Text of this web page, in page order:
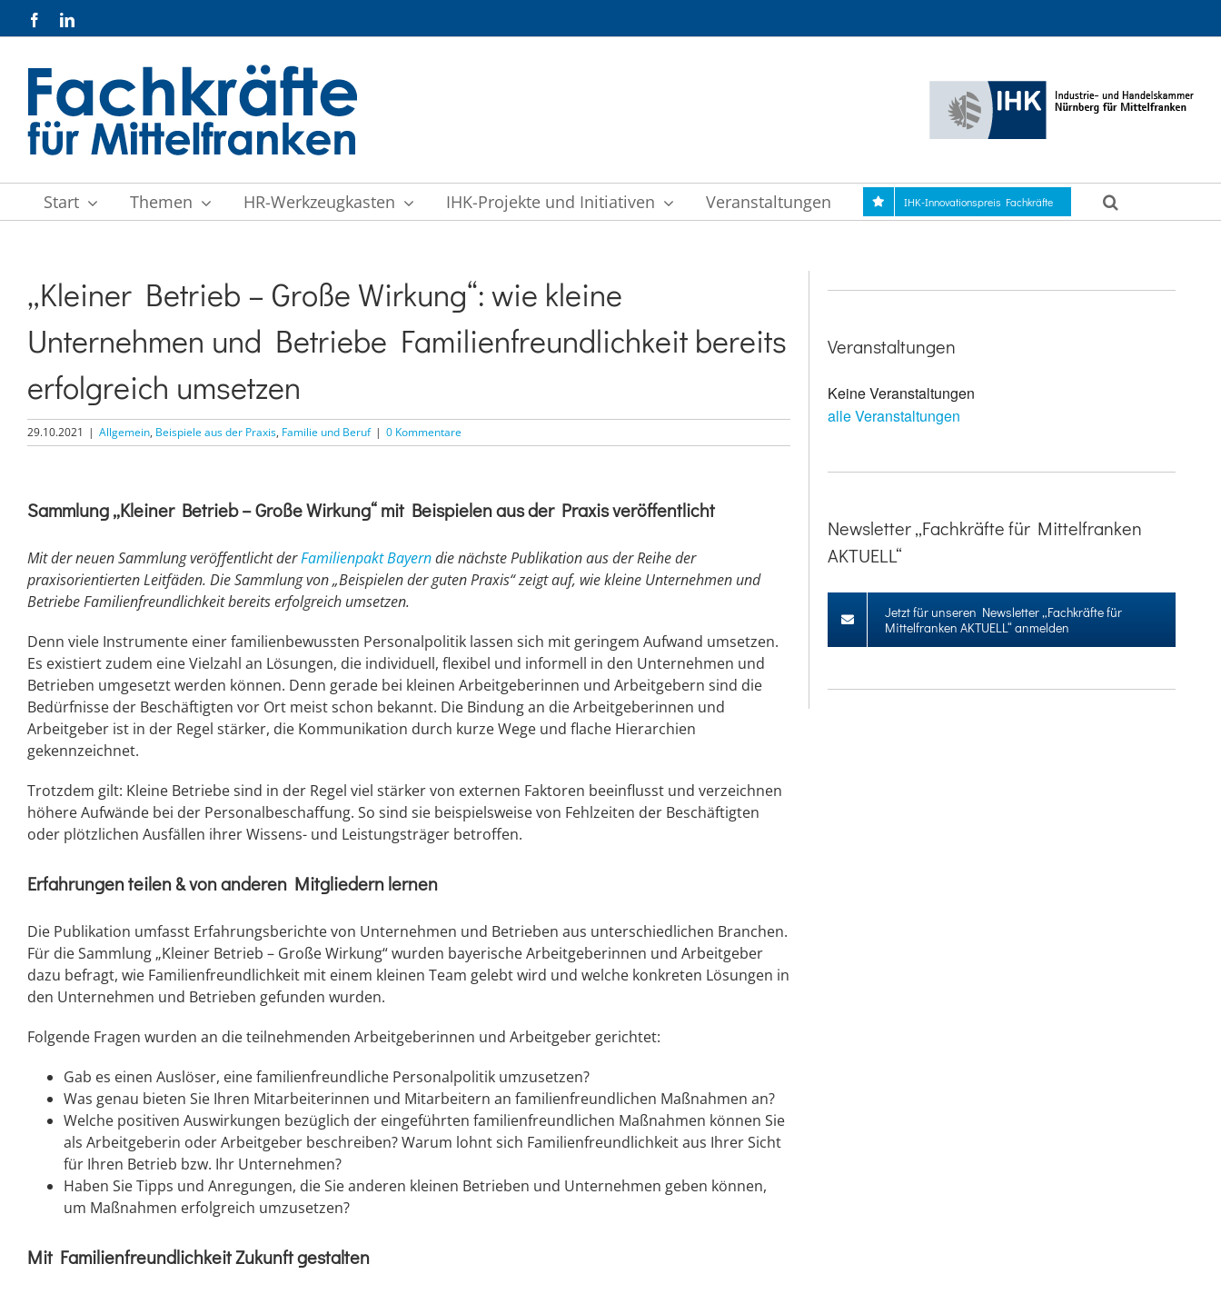
Inhalt
FacebookLinkedIn
Start Themen HR-Werkzeugkasten IHK-Projekte und Initiativen Veranstaltungen IHK-Innovationspreis Fachkräfte
„Kleiner Betrieb – Große Wirkung“: wie kleine
Unternehmen und Betriebe Familienfreundlichkeit bereits
erfolgreich umsetzen
29.10.2021 | Allgemein, Beispiele aus der Praxis, Familie und Beruf | 0 Kommentare
Sammlung „Kleiner Betrieb – Große Wirkung“ mit Beispielen aus der Praxis veröffentlicht
Mit der neuen Sammlung veröffentlicht derFamilienpakt Bayerndie nächste Publikation aus der Reihe der
praxisorientierten Leitfäden. Die Sammlung von „Beispielen der guten Praxis“ zeigt auf, wie kleine Unternehmen und
Betriebe Familienfreundlichkeit bereits erfolgreich umsetzen.
Denn viele Instrumente einer familienbewussten Personalpolitik lassen sich mit geringem Aufwand umsetzen.
Es existiert zudem eine Vielzahl an Lösungen, die individuell, flexibel und informell in den Unternehmen und
Betrieben umgesetzt werden können. Denn gerade bei kleinen Arbeitgeberinnen und Arbeitgebern sind die
Bedürfnisse der Beschäftigten vor Ort meist schon bekannt. Die Bindung an die Arbeitgeberinnen und
Arbeitgeber ist in der Regel stärker, die Kommunikation durch kurze Wege und flache Hierarchien
gekennzeichnet.
Trotzdem gilt: Kleine Betriebe sind in der Regel viel stärker von externen Faktoren beeinflusst und verzeichnen
höhere Aufwände bei der Personalbeschaffung. So sind sie beispielsweise von Fehlzeiten der Beschäftigten
oder plötzlichen Ausfällen ihrer Wissens- und Leistungsträger betroffen.
Erfahrungen teilen & von anderen Mitgliedern lernen
Die Publikation umfasst Erfahrungsberichte von Unternehmen und Betrieben aus unterschiedlichen Branchen.
Für die Sammlung „Kleiner Betrieb – Große Wirkung“ wurden bayerische Arbeitgeberinnen und Arbeitgeber
dazu befragt, wie Familienfreundlichkeit mit einem kleinen Team gelebt wird und welche konkreten Lösungen in
den Unternehmen und Betrieben gefunden wurden.
Folgende Fragen wurden an die teilnehmenden Arbeitgeberinnen und Arbeitgeber gerichtet:
Gab es einen Auslöser, eine familienfreundliche Personalpolitik umzusetzen?
Was genau bieten Sie Ihren Mitarbeiterinnen und Mitarbeitern an familienfreundlichen Maßnahmen an?
Welche positiven Auswirkungen bezüglich der eingeführten familienfreundlichen Maßnahmen können Sie
als Arbeitgeberin oder Arbeitgeber beschreiben? Warum lohnt sich Familienfreundlichkeit aus Ihrer Sicht
für Ihren Betrieb bzw. Ihr Unternehmen?
Haben Sie Tipps und Anregungen, die Sie anderen kleinen Betrieben und Unternehmen geben können,
um Maßnahmen erfolgreich umzusetzen?
Mit Familienfreundlichkeit Zukunft gestalten
Veranstaltungen
Keine Veranstaltungen
alle Veranstaltungen
Newsletter „Fachkräfte für Mittelfranken
AKTUELL“
Jetzt für unseren Newsletter „Fachkräfte für
Mittelfranken AKTUELL“ anmelden